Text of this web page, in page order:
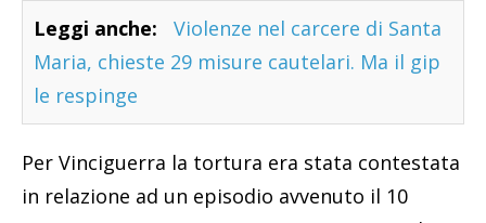
Leggi anche:
Violenze nel carcere di Santa
Maria, chieste 29 misure cautelari. Ma il gip
le respinge
Per Vinciguerra la tortura era stata contestata
in relazione ad un episodio avvenuto il 10